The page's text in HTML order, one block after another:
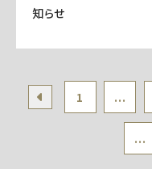
知らせ
1 ...
...